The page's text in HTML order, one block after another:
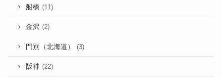
船橋 (11)
金沢 (2)
門別（北海道） (3)
阪神 (22)